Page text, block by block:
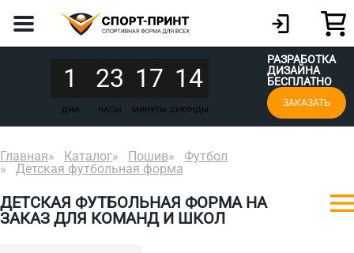
1
ДНИ
23
ЧАСЫ
17
МИНУТЫ
14
СЕКУНДЫ
РАЗРАБОТКА
ДИЗАЙНА
БЕСПЛАТНО
ЗАКАЗАТЬ
Главная Каталог Пошив
Футбол
Детская футбольная форма
ДЕТСКАЯ ФУТБОЛЬНАЯ ФОРМА НА
ЗАКАЗ ДЛЯ КОМАНД И ШКОЛ